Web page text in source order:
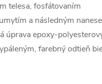
telesa, fosfátovaním
a následným
úprava epoxy-
farebný odtieň